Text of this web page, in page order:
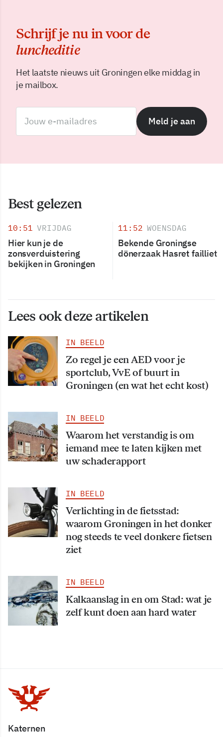
Schrijf je nu in voor de
luncheditie
Het laatste nieuws uit Groningen elke middag in
je mailbox.
Meld je aan
Best gelezen
10:51 VRIJDAG
Hier kun je de
zonsverduistering
bekijken in Groningen
11:52 WOENSDAG
Bekende Groningse
dönerzaak Hasret failliet
Lees ook deze artikelen
IN BEELD
Zo regel je een AED voor je
sportclub, VvE of buurt in
Groningen (en wat het echt kost)
IN BEELD
Waarom het verstandig is om
iemand mee te laten kijken met
uw schaderapport
IN BEELD
Verlichting in de fietsstad:
waarom Groningen in het donker
nog steeds te veel donkere fietsen
ziet
IN BEELD
Kalkaanslag in en om Stad: wat je
zelf kunt doen aan hard water
Katernen